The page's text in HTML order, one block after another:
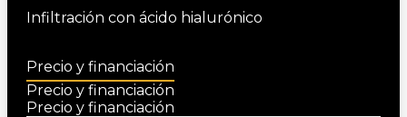
Infiltración con ácido hialurónico
Precio y financiación
Precio y financiación
Precio y financiación